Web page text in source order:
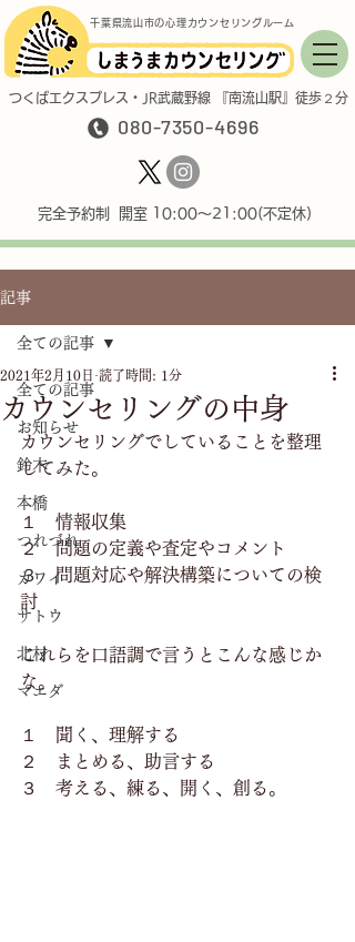
完全予約制 開室 10:00〜21:00(不定休)
080-7350-4696
千葉県流山市の心理カウンセリングルーム
つくばエクスプレス・JR武蔵野線 『南流山駅』徒歩２分
記事
全ての記事
お知らせ
鈴木
本橋
つれづれ
カワイ
サトウ
北村
マエダ
全ての記事
カウンセリングの中身
2021年2月10日 読了時間: 1分
カウンセリングでしていることを整理
してみた。
１　情報収集
２　問題の定義や査定やコメント
３　問題対応や解決構築についての検
討
これらを口語調で言うとこんな感じか
な。
１　聞く、理解する
２　まとめる、助言する
３　考える、練る、開く、創る。